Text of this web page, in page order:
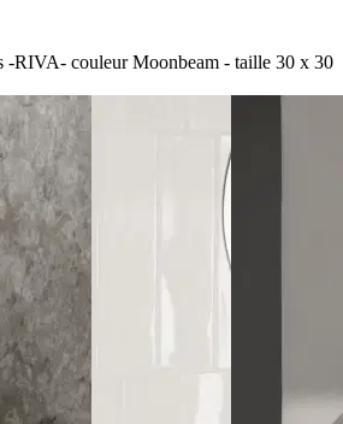
-RIVA- couleur Moonbeam - taille 30 x 30